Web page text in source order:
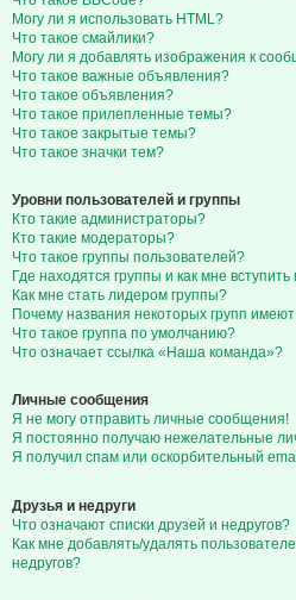
Могу ли я использовать HTML?
Что такое смайлики?
Могу ли я добавлять изображения к
Что такое важные объявления?
Что такое объявления?
Что такое прилепленные темы?
Что такое закрытые темы?
Что такое значки тем?
Уровни пользователей и группы
Кто такие администраторы?
Кто такие модераторы?
Что такое группы пользователей?
Где находятся группы и как мне вступить
Как мне стать лидером группы?
Почему названия некоторых групп
Что такое группа по умолчанию?
Что означает ссылка «Наша команда»?
Личные сообщения
Я не могу отправить личные сообщения!
Я постоянно получаю нежелательные
Я получил спам или оскорбительный
Друзья и недруги
Что означают списки друзей и недругов?
Как мне добавлять/удалять
недругов?